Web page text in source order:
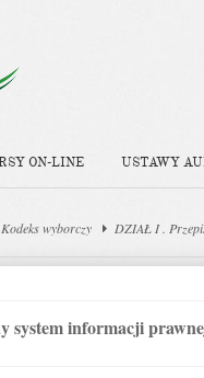
ON-LINE USTAWY
Kodeks wyborczy DZIAŁ I .
system informacji